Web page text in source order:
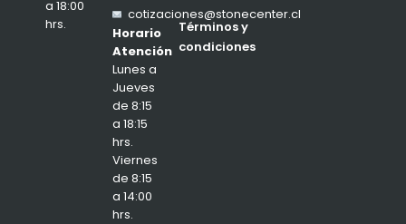
a 18:00
hrs.
cotizaciones@stonecenter.cl
Horario
Atención
Lunes a
Jueves
de 8:15
a 18:15
hrs.
Viernes
de 8:15
a 14:00
hrs.
Términos y
condiciones